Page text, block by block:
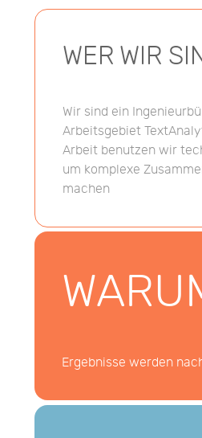
WER WIR
Wir sind ein
Arbeitsgebiet
Arbeit benutzen wir
um komplexe
machen
Ergebnisse werden